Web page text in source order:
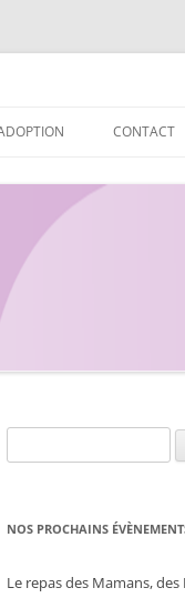
CANDIDATS À L’ADOPTION
INFORMATIONS POST-
ADRESSES UTILES
CONTACT
NOS PROCHAINS
Le repas des Mamans, des